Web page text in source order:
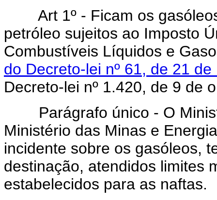
Art 1º - Ficam os
petróleo sujeitos ao Imposto
Combustíveis Líquidos e
do Decreto-lei nº 61, de 21
Decreto-lei nº 1.420, de 9 de
Parágrafo único - O
Ministério das Minas e
incidente sobre os gasóleos,
destinação, atendidos limites
estabelecidos para as naftas.